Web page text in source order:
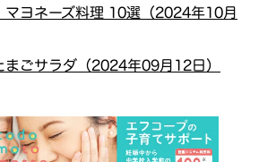
マヨネーズ料理 10選（2024年10月
まごサラダ（2024年09月12日）